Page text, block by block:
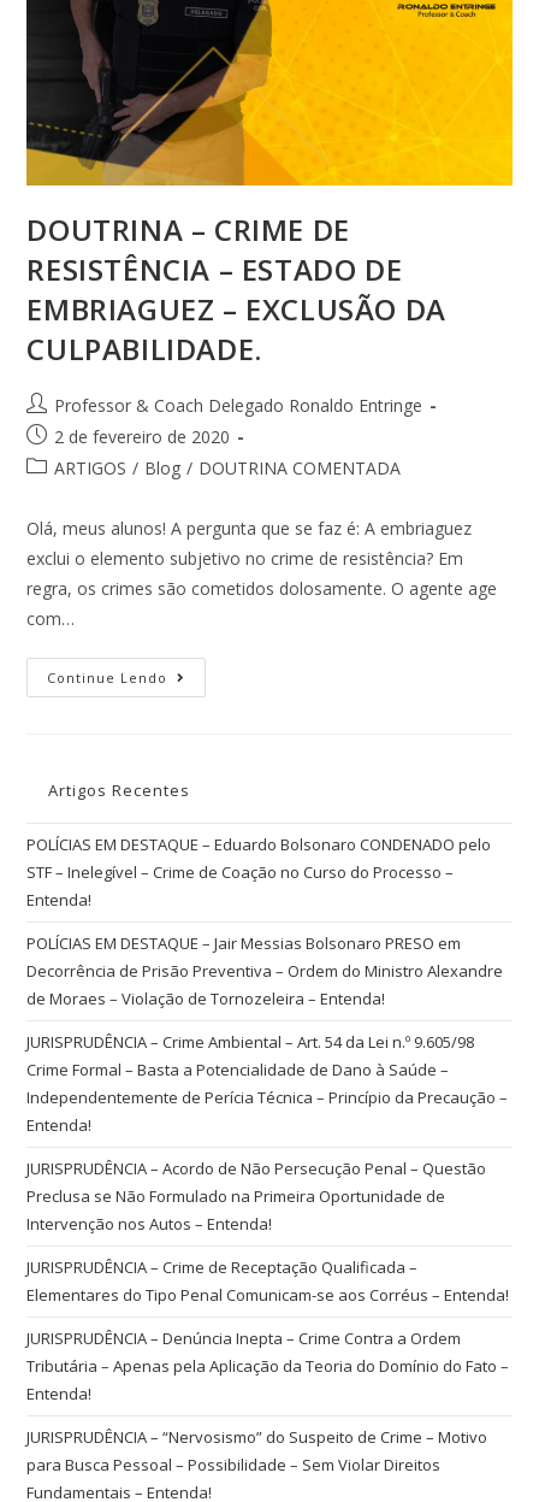
DOUTRINA – CRIME DE
RESISTÊNCIA – ESTADO DE
EMBRIAGUEZ – EXCLUSÃO DA
CULPABILIDADE.
Professor & Coach Delegado Ronaldo Entringe
2 de fevereiro de 2020
ARTIGOS / Blog / DOUTRINA COMENTADA
Olá, meus alunos! A pergunta que se faz é: A embriaguez
exclui o elemento subjetivo no crime de resistência? Em
regra, os crimes são cometidos dolosamente. O agente age
com…
Continue Lendo
Artigos Recentes
POLÍCIAS EM DESTAQUE – Eduardo Bolsonaro CONDENADO pelo
STF – Inelegível – Crime de Coação no Curso do Processo –
Entenda!
POLÍCIAS EM DESTAQUE – Jair Messias Bolsonaro PRESO em
Decorrência de Prisão Preventiva – Ordem do Ministro Alexandre
de Moraes – Violação de Tornozeleira – Entenda!
JURISPRUDÊNCIA – Crime Ambiental – Art. 54 da Lei n.º 9.605/98
Crime Formal – Basta a Potencialidade de Dano à Saúde –
Independentemente de Perícia Técnica – Princípio da Precaução –
Entenda!
JURISPRUDÊNCIA – Acordo de Não Persecução Penal – Questão
Preclusa se Não Formulado na Primeira Oportunidade de
Intervenção nos Autos – Entenda!
JURISPRUDÊNCIA – Crime de Receptação Qualificada –
Elementares do Tipo Penal Comunicam-se aos Corréus – Entenda!
JURISPRUDÊNCIA – Denúncia Inepta – Crime Contra a Ordem
Tributária – Apenas pela Aplicação da Teoria do Domínio do Fato –
Entenda!
JURISPRUDÊNCIA – “Nervosismo” do Suspeito de Crime – Motivo
para Busca Pessoal – Possibilidade – Sem Violar Direitos
Fundamentais – Entenda!